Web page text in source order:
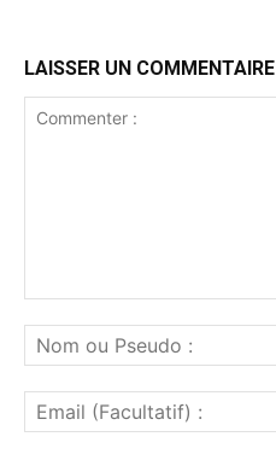
LAISSER UN COMMENTAIRE